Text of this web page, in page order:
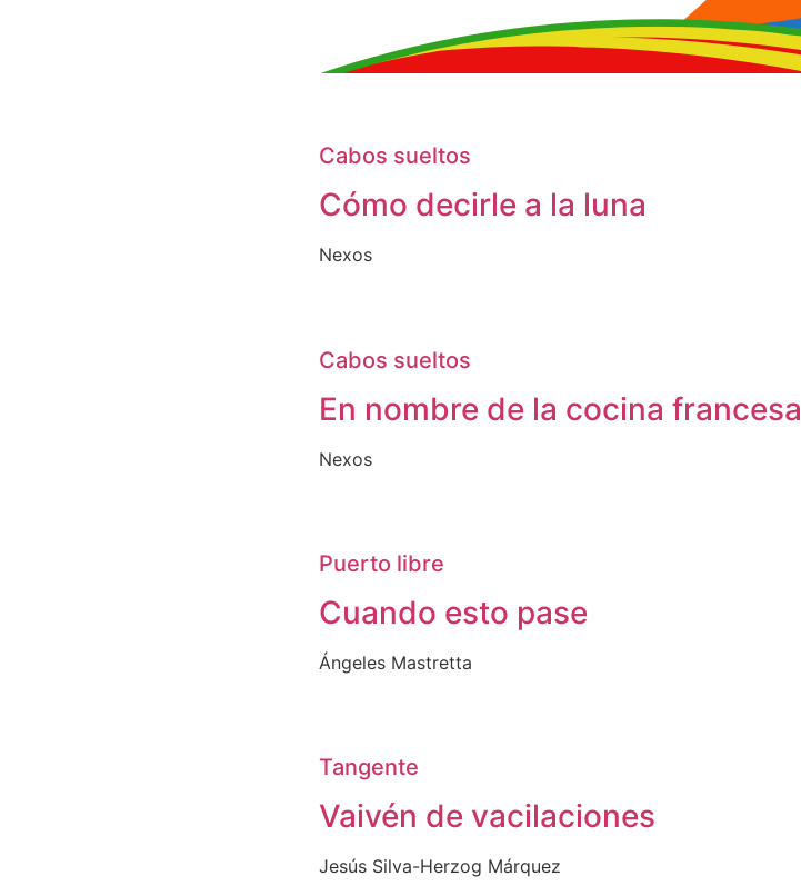
Cabos sueltos
Cómo decirle a la luna
Nexos
Cabos sueltos
En nombre de la cocina francesa
Nexos
Puerto libre
Cuando esto pase
Ángeles Mastretta
Tangente
Vaivén de vacilaciones
Jesús Silva-Herzog Márquez